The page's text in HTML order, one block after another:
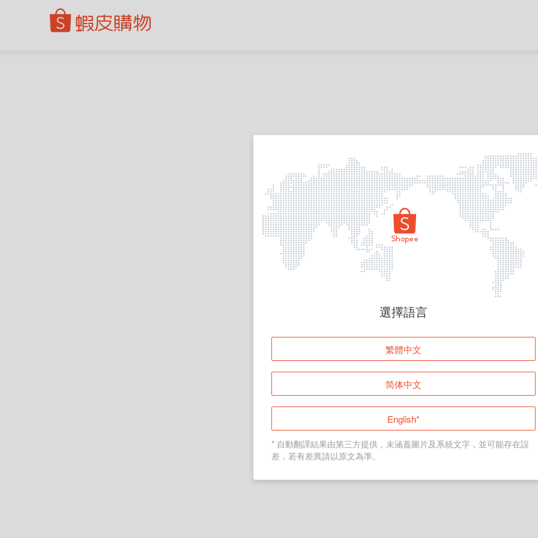
頁面無法顯示
登入
返回首頁
選擇語言
繁體中文
简体中文
English*
* 自動翻譯結果由第三方提供，未涵蓋圖片及系統文字，並可能存在誤
差，若有差異請以原文為準。